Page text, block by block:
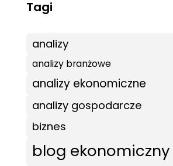
analizy
analizy branżowe
analizy ekonomiczne
analizy gospodarcze
biznes
blog ekonomiczny